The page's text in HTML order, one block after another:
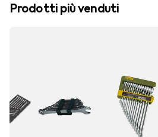
Prodotti più venduti